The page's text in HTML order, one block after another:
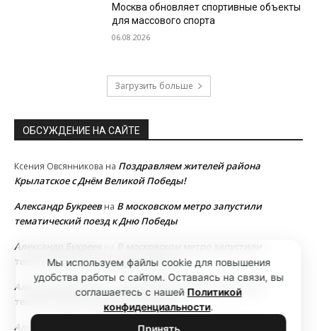
Москва обновляет спортивные объекты
для массового спорта
06.08.2026
Загрузить больше
ОБСУЖДЕНИЕ НА САЙТЕ
Ксения Овсянникова на Поздравляем жителей района
Крылатское с Днём Великой Победы!
Александр Букреевна В московском метро запустили
тематический поезд к Дню Победы
Александр Букреев
В московском метро запустили
тематический поезд к Дню Победы
Александр Букреев
В московском метро запустили
тематический поезд к Дню Победы
Александр Букреев
В московском метро запустили
Мы используем файлы cookie для повышения
удобства работы с сайтом. Оставаясь на связи, вы
соглашаетесь с нашей Политикой
конфиденциальности.
Принять